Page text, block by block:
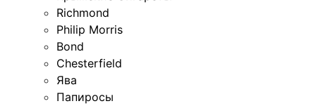
Richmond
Philip Morris
Bond
Chesterfield
Ява
Папиросы